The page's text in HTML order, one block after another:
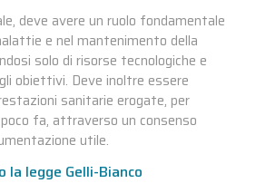
deve avere un ruolo fondamentale
e nel mantenimento della
solo di risorse tecnologiche e
obiettivi. Deve inoltre essere
sanitarie erogate, per
fa, attraverso un consenso
utile.
la legge Gelli-Bianco